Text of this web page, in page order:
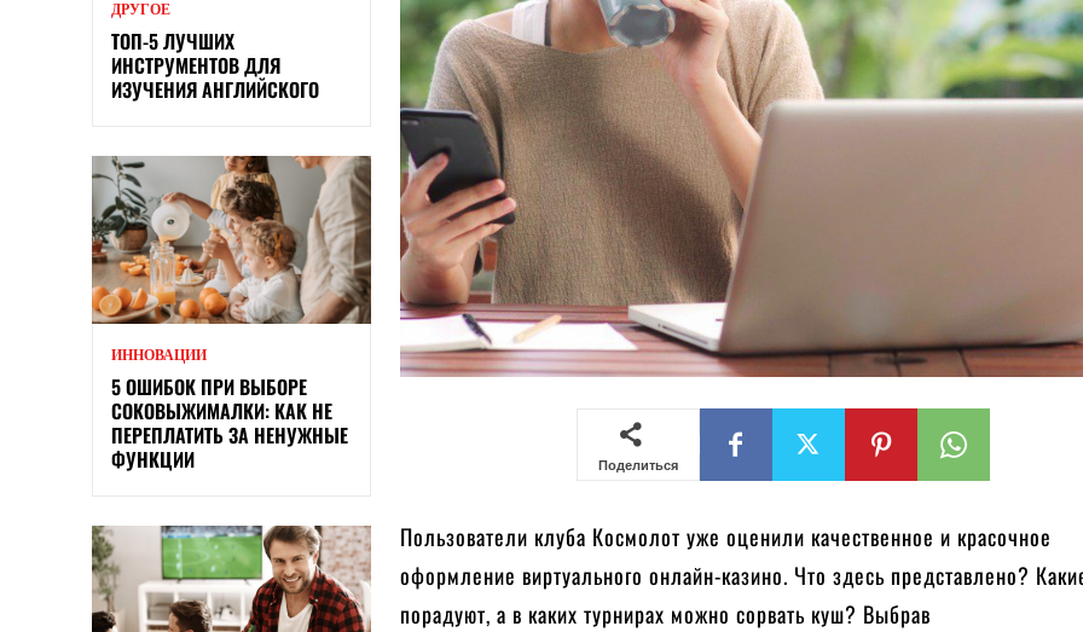
ДРУГОЕ
ТОП-5 ЛУЧШИХ
ИНСТРУМЕНТОВ ДЛЯ
ИЗУЧЕНИЯ АНГЛИЙСКОГО
ИННОВАЦИИ
5 ОШИБОК ПРИ ВЫБОРЕ
СОКОВЫЖИМАЛКИ: КАК НЕ
ПЕРЕПЛАТИТЬ ЗА НЕНУЖНЫЕ
ФУНКЦИИ
Поделиться
Пользователи клуба Космолот уже оценили качественное и красочное
оформление виртуального онлайн-казино. Что здесь представлено?
порадуют, а в каких турнирах можно сорвать куш? Выбрав